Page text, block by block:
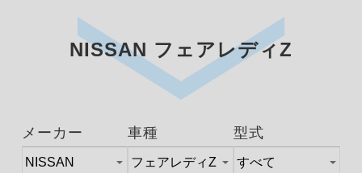
NISSAN フェアレディZ
メーカー 車種 型式